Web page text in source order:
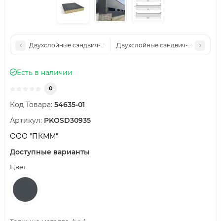
Двухслойные сэндвич-панели пенополиизоцианурат, 0.5,
Двухслойные сэндвич-панели
Есть в наличии
0
Код Товара: 54635-01
Артикул: PKOSD30935
ООО "ПКММ"
Доступные варианты
Цвет